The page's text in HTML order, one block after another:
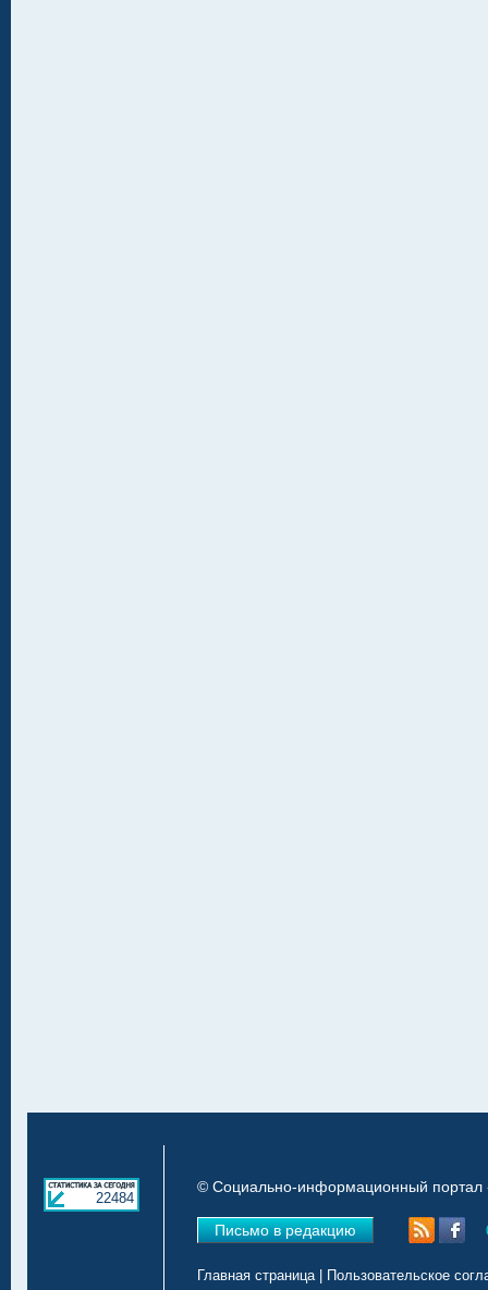
22484
© Социально-информационный портал
Письмо в редакцию
Главная страница| Пользовательское